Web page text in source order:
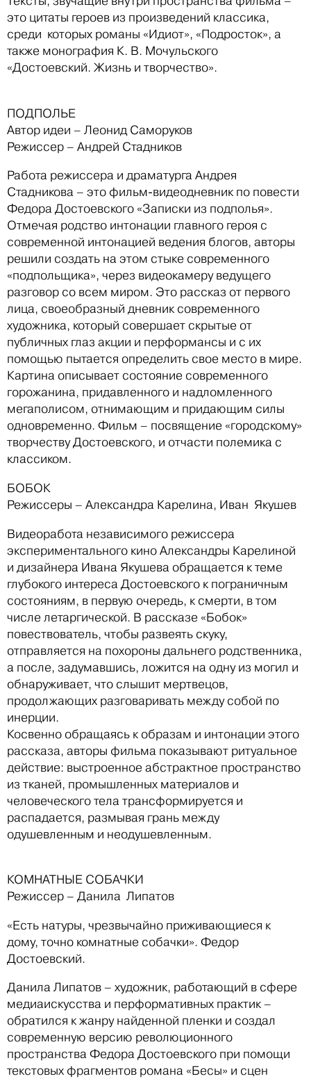
это цитаты героев из произведений классика,
среди которых романы «Идиот», «Подросток», а
также монография К. В. Мочульского
«Достоевский. Жизнь и творчество».
ПОДПОЛЬЕ
Автор идеи – Леонид Саморуков
Режиссер – Андрей Стадников
Работа режиссера и драматурга Андрея
Стадникова – это фильм-видеодневник по повести
Федора Достоевского «Записки из подполья».
Отмечая родство интонации главного героя с
современной интонацией ведения блогов, авторы
решили создать на этом стыке современного
«подпольщика», через видеокамеру ведущего
разговор со всем миром. Это рассказ от первого
лица, своеобразный дневник современного
художника, который совершает скрытые от
публичных глаз акции и перформансы и с их
помощью пытается определить свое место в мире.
Картина описывает состояние современного
горожанина, придавленного и надломленного
мегаполисом, отнимающим и придающим силы
одновременно. Фильм – посвящение «городскому»
творчеству Достоевского, и отчасти полемика с
классиком.
БОБОК
Режиссеры – Александра Карелина, Иван Якушев
Видеоработа независимого режиссера
экспериментального кино Александры Карелиной
и дизайнера Ивана Якушева обращается к теме
глубокого интереса Достоевского к пограничным
состояниям, в первую очередь, к смерти, в том
числе летаргической. В рассказе «Бобок»
повествователь, чтобы развеять скуку,
отправляется на похороны дальнего родственника,
а после, задумавшись, ложится на одну из могил и
обнаруживает, что слышит мертвецов,
продолжающих разговаривать между собой по
инерции.
Косвенно обращаясь к образам и интонации этого
рассказа, авторы фильма показывают ритуальное
действие: выстроенное абстрактное пространство
из тканей, промышленных материалов и
человеческого тела трансформируется и
распадается, размывая грань между
одушевленным и неодушевленным.
КОМНАТНЫЕ СОБАЧКИ
Режиссер – Данила Липатов
«Есть натуры, чрезвычайно приживающиеся к
дому, точно комнатные собачки». Федор
Достоевский.
Данила Липатов – художник, работающий в cфере
медиаискусства и перформативных практик –
обратился к жанру найденной пленки и создал
современную версию революционного
пространства Федора Достоевского при помощи
текстовых фрагментов романа «Бесы» и сцен